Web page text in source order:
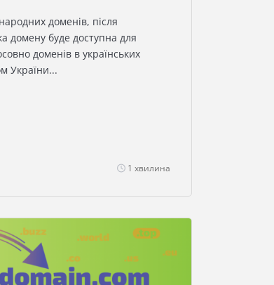
доменів, після
домену буде доступна для
доменів в українських
України...
1 хвилина